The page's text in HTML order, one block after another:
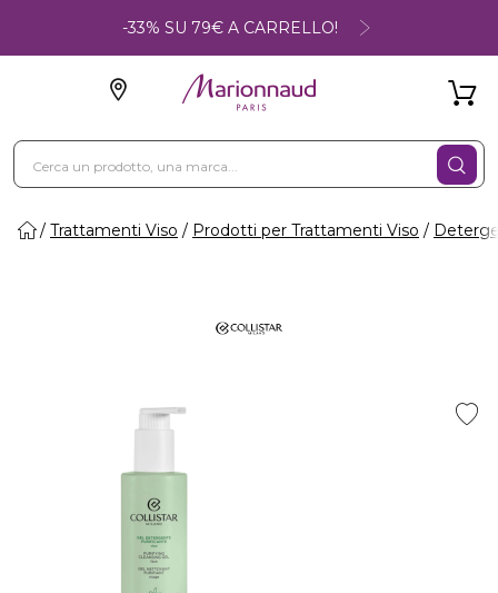
-33% SU 79€ A CARRELLO!
Trattamenti Viso Prodotti per Trattamenti Viso